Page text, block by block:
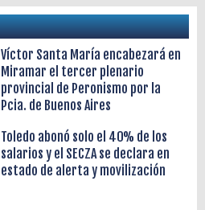
Víctor Santa María encabezará en
Miramar el tercer plenario
provincial de Peronismo por la
Pcia. de Buenos Aires
Toledo abonó solo el 40% de los
salarios y el SECZA se declara en
estado de alerta y movilización